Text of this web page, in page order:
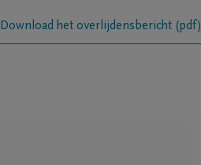
Download het overlijdensbericht (pdf)